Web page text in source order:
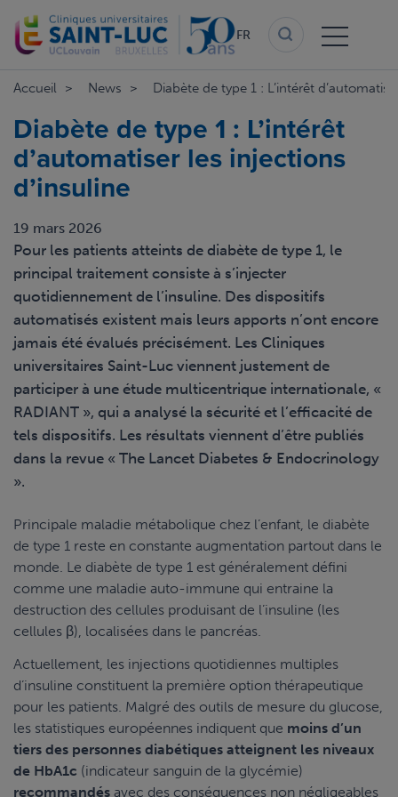
au
contenu
FR
Accueil News Diabète de type 1 : L’intérêt
Diabète de type 1 : L’intérêt
d’automatiser les injections
d’insuline
19 mars 2026
Pour les patients atteints de diabète de type 1, le
principal traitement consiste à s’injecter
quotidiennement de l’insuline. Des dispositifs
automatisés existent mais leurs apports n’ont encore
jamais été évalués précisément. Les Cliniques
universitaires Saint-Luc viennent justement de
participer à une étude multicentrique internationale, «
RADIANT », qui a analysé la sécurité et l’efficacité de
tels dispositifs. Les résultats viennent d’être publiés
dans la revue « The Lancet Diabetes & Endocrinology
».
Principale maladie métabolique chez l’enfant, le diabète
de type 1 reste en constante augmentation partout dans le
monde. Le diabète de type 1 est généralement défini
comme une maladie auto-immune qui entraine la
destruction des cellules produisant de l’insuline (les
cellules β), localisées dans le pancréas.
Actuellement, les injections quotidiennes multiples
d’insuline constituent la première option thérapeutique
pour les patients. Malgré des outils de mesure du glucose,
les statistiques européennes indiquent que moins d’un
tiers des personnes diabétiques atteignent les niveaux
de HbA1c (indicateur sanguin de la glycémie)
recommandés avec des conséquences non négligeables